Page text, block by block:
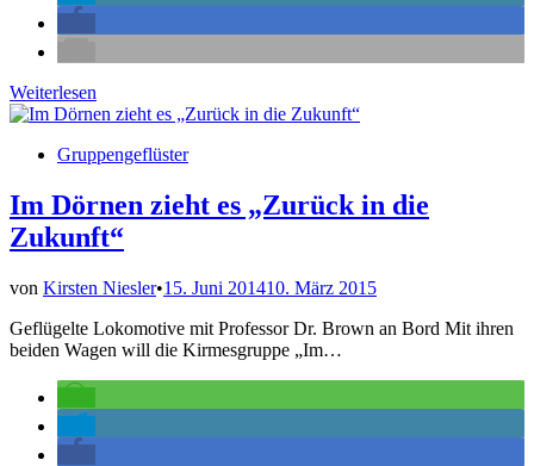
Riesenrad
ist
doch
–
nur
etwas
Weiterlesen
Veröffentlicht
Gruppengeflüster
Im Dörnen zieht es „Zurück in die
Zukunft“
von Kirsten Niesler•15. Juni 201410. März 2015
Geflügelte Lokomotive mit Professor Dr. Brown an Bord Mit ihren
beiden Wagen will die Kirmesgruppe „Im…